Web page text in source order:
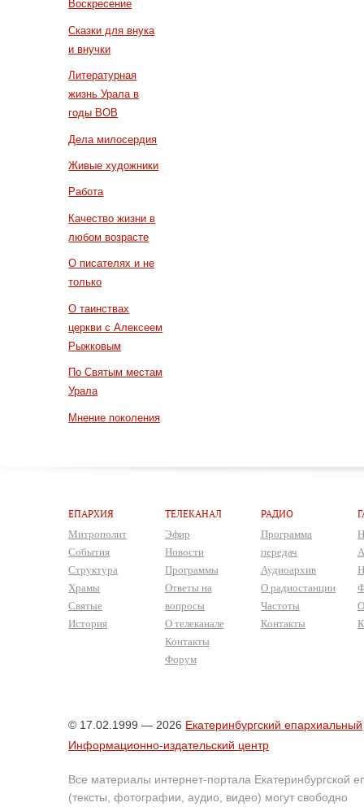
Воскресение
Сказки для внука
и внучки
Литературная
жизнь Урала в
годы ВОВ
Дела милосердия
Живые художники
Работа
Качество жизни в
любом возрасте
О писателях и не
только
О таинствах
церкви с Алексеем
Рыжковым
По Святым местам
Урала
Мнение поколения
ЕПАРХИЯ
Митрополит
События
Структура
Храмы
Святые
История
ТЕЛЕКАНАЛ
Эфир
Новости
Программы
Ответы на
вопросы
О телеканале
Контакты
Форум
РАДИО
Программа
передач
Аудиоархив
О радиостанции
Частоты
Контакты
© 17.02.1999 — 2026 Екатеринбургский епархиальный
Информационно-издательский центр
Все материалы интернет-портала Екатеринбургской
(тексты, фотографии, аудио, видео) могут свободно